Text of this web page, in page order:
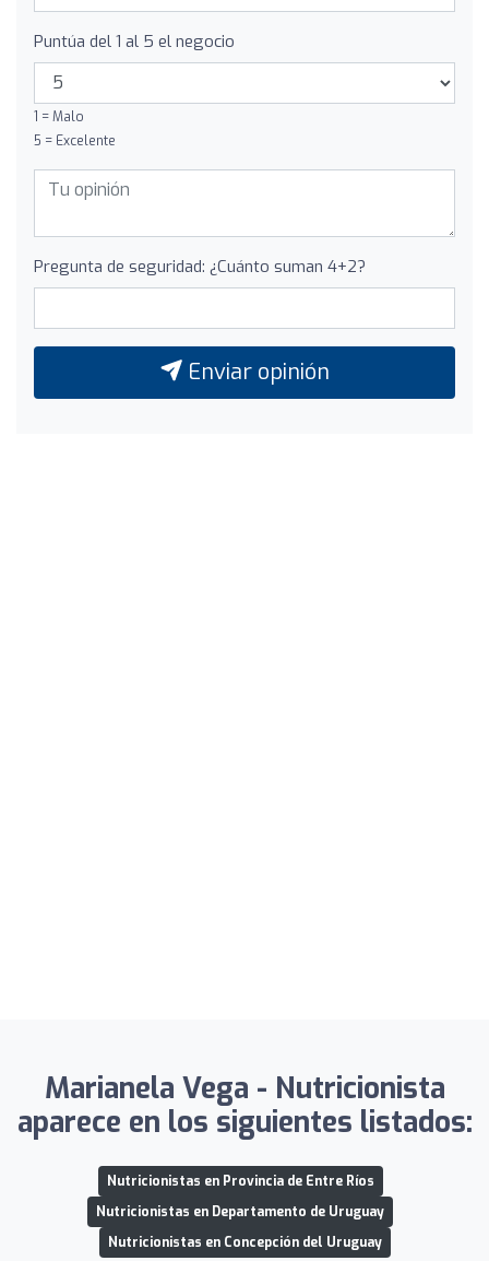
Puntúa del 1 al 5 el negocio
1 = Malo
5 = Excelente
Pregunta de seguridad: ¿Cuánto suman 4+2?
Enviar opinión
Marianela Vega - Nutricionista
aparece en los siguientes listados:
Nutricionistas en Provincia de Entre Ríos
Nutricionistas en Departamento de Uruguay
Nutricionistas en Concepción del Uruguay